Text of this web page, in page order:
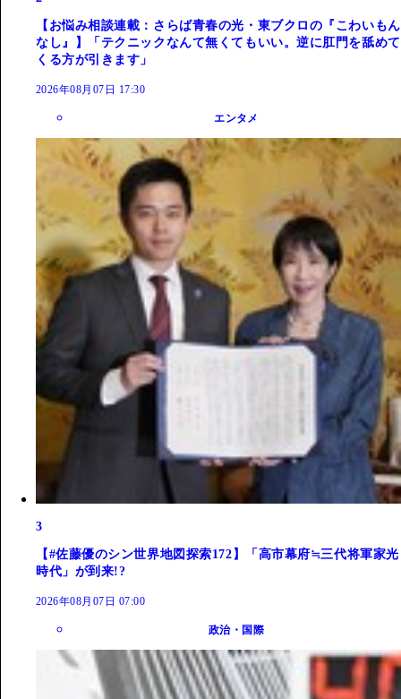
【お悩み相談連載：さらば青春の光・東ブクロの『こわいもん
なし』】「テクニックなんて無くてもいい。逆に肛門を舐めて
くる方が引きます」
2026年08月07日 17:30
エンタメ
3
【#佐藤優のシン世界地図探索172】「高市幕府≒三代将軍家光
時代」が到来!?
2026年08月07日 07:00
政治・国際